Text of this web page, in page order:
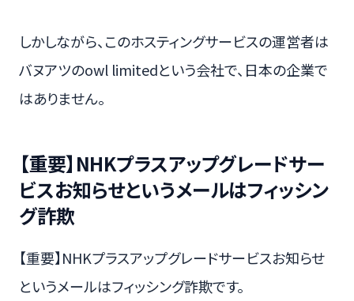
しかしながら、このホスティングサービスの運営者は
バヌアツのowl limitedという会社で、日本の企業で
はありません。
【重要】NHKプラスアップグレードサー
ビスお知らせというメールはフィッシン
グ詐欺
【重要】NHKプラスアップグレードサービスお知らせ
というメールはフィッシング詐欺です。